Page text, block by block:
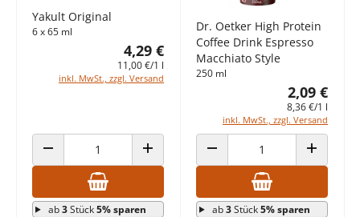
Yakult Original
6 x 65 ml
4,29 €
11,00 €/1 l
inkl. MwSt., zzgl. Versand
ANZAHL VERRINGERN ANZAHL ERHÖHEN
ab3Stück5% sparen
Dr. Oetker High Protein
Coffee Drink Espresso
Macchiato Style
250 ml
2,09 €
8,36 €/1 l
inkl. MwSt., zzgl. Versand
ANZAHL VERRINGERN ANZAHL
ab3Stück5% sparen